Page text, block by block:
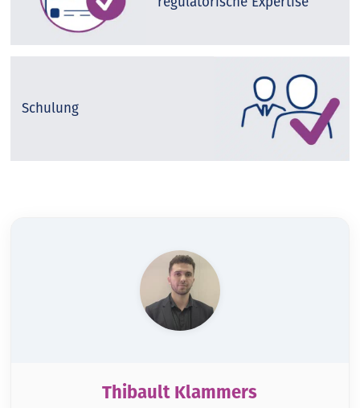
Schulung
Thibault Klammers